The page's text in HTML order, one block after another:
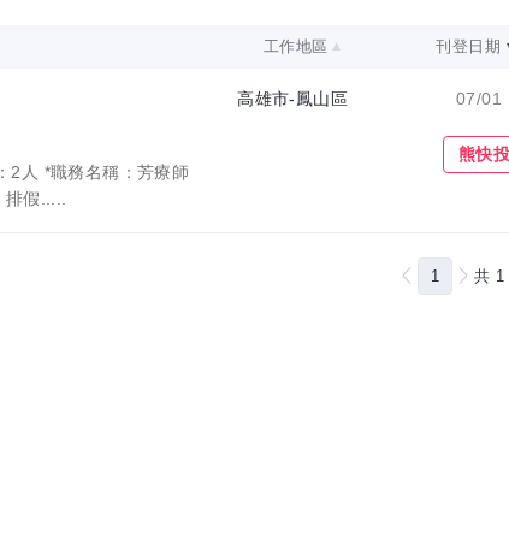
工作地區 刊登日期
高雄市-鳳山區
07/01
2人 *職務名稱：芳療師
假.....
熊快投
1 共 1